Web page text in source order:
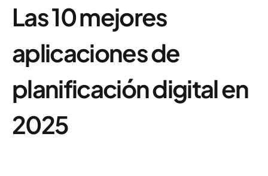
Las 10 mejores
aplicaciones de
planificación digital en
2025